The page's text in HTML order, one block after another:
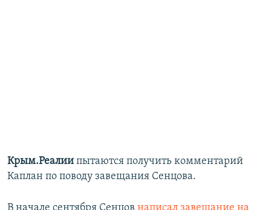
Крым.Реалии пытаются получить комментарий
Каплан по поводу завещания Сенцова.